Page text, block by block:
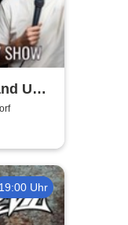
Up
19:00 Uhr